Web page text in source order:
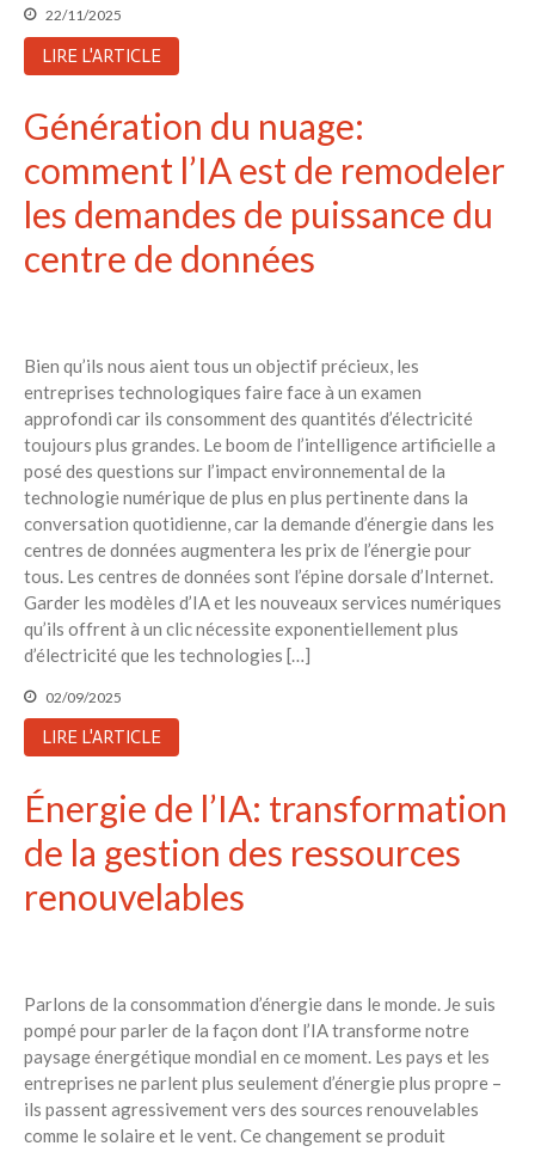
22/11/2025
LIRE L'ARTICLE
Génération du nuage:
comment l’IA est de remodeler
les demandes de puissance du
centre de données
Bien qu’ils nous aient tous un objectif précieux, les
entreprises technologiques faire face à un examen
approfondi car ils consomment des quantités d’électricité
toujours plus grandes. Le boom de l’intelligence artificielle a
posé des questions sur l’impact environnemental de la
technologie numérique de plus en plus pertinente dans la
conversation quotidienne, car la demande d’énergie dans les
centres de données augmentera les prix de l’énergie pour
tous. Les centres de données sont l’épine dorsale d’Internet.
Garder les modèles d’IA et les nouveaux services numériques
qu’ils offrent à un clic nécessite exponentiellement plus
d’électricité que les technologies […]
02/09/2025
LIRE L'ARTICLE
Énergie de l’IA: transformation
de la gestion des ressources
renouvelables
Parlons de la consommation d’énergie dans le monde. Je suis
pompé pour parler de la façon dont l’IA transforme notre
paysage énergétique mondial en ce moment. Les pays et les
entreprises ne parlent plus seulement d’énergie plus propre –
ils passent agressivement vers des sources renouvelables
comme le solaire et le vent. Ce changement se produit